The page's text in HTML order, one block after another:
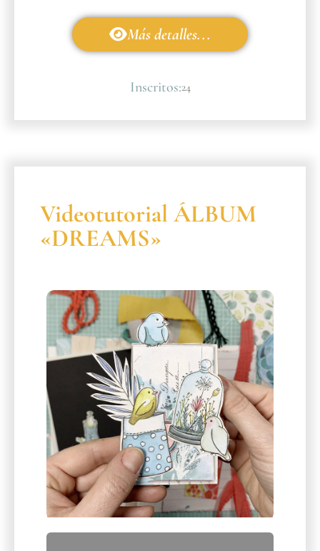
Más detalles...
Inscritos:24
Videotutorial ÁLBUM
«DREAMS»